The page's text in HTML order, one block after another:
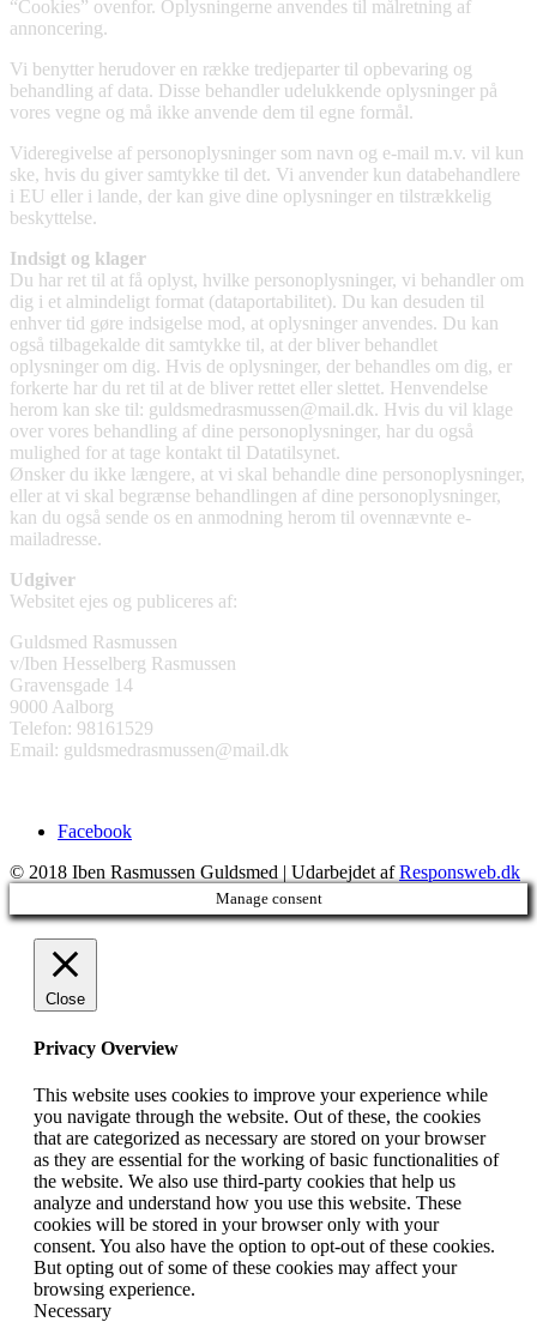
“Cookies” ovenfor. Oplysningerne anvendes til målretning af
annoncering.
Vi benytter herudover en række tredjeparter til opbevaring og
behandling af data. Disse behandler udelukkende oplysninger på
vores vegne og må ikke anvende dem til egne formål.
Videregivelse af personoplysninger som navn og e-mail m.v. vil kun
ske, hvis du giver samtykke til det. Vi anvender kun databehandlere
i EU eller i lande, der kan give dine oplysninger en tilstrækkelig
beskyttelse.
Indsigt og klager
Du har ret til at få oplyst, hvilke personoplysninger, vi behandler om
dig i et almindeligt format (dataportabilitet). Du kan desuden til
enhver tid gøre indsigelse mod, at oplysninger anvendes. Du kan
også tilbagekalde dit samtykke til, at der bliver behandlet
oplysninger om dig. Hvis de oplysninger, der behandles om dig, er
forkerte har du ret til at de bliver rettet eller slettet. Henvendelse
herom kan ske til: guldsmedrasmussen@mail.dk. Hvis du vil klage
over vores behandling af dine personoplysninger, har du også
mulighed for at tage kontakt til Datatilsynet.
Ønsker du ikke længere, at vi skal behandle dine personoplysninger,
eller at vi skal begrænse behandlingen af dine personoplysninger,
kan du også sende os en anmodning herom til ovennævnte e-
mailadresse.
Udgiver
Websitet ejes og publiceres af:
Guldsmed Rasmussen
v/Iben Hesselberg Rasmussen
Gravensgade 14
9000 Aalborg
Telefon: 98161529
Email: guldsmedrasmussen@mail.dk
Facebook
© 2018 Iben Rasmussen Guldsmed | Udarbejdet afResponsweb.dk
Manage consent
Close
Privacy Overview
This website uses cookies to improve your experience while
you navigate through the website. Out of these, the cookies
that are categorized as necessary are stored on your browser
as they are essential for the working of basic functionalities of
the website. We also use third-party cookies that help us
analyze and understand how you use this website. These
cookies will be stored in your browser only with your
consent. You also have the option to opt-out of these cookies.
But opting out of some of these cookies may affect your
browsing experience.
Necessary